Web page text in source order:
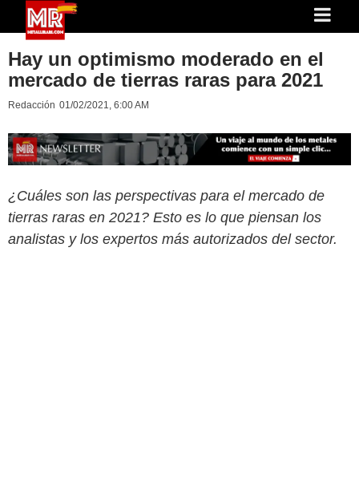
Hay un optimismo moderado en el
mercado de tierras raras para 2021
Redacción 01/02/2021, 6:00 AM
¿Cuáles son las perspectivas para el mercado de
tierras raras en 2021? Esto es lo que piensan los
analistas y los expertos más autorizados del sector.